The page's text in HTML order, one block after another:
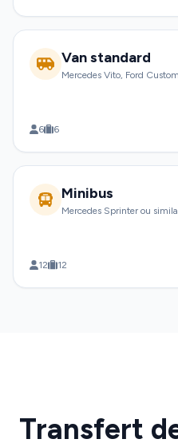
Van standard
Mercedes Vito, Ford
6 6
Minibus
Mercedes Sprinter ou
12 12
Transfert